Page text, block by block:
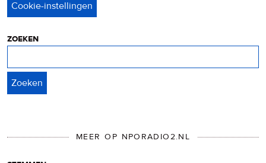
zoeken
MEER OP NPORADIO2.NL